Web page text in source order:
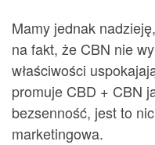
Mamy jednak
na fakt, że CBN nie
właściwości
promuje CBD + CBN
bezsenność, jest to
marketingowa.